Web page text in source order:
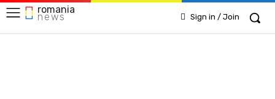
romania
news Sign in / Join